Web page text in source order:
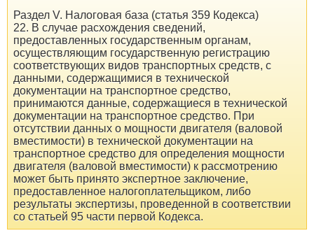
Раздел V. Налоговая база (статья 359 Кодекса)
22. В случае расхождения сведений,
предоставленных государственным органам,
осуществляющим государственную регистрацию
соответствующих видов транспортных средств, с
данными, содержащимися в технической
документации на транспортное средство,
принимаются данные, содержащиеся в технической
документации на транспортное средство. При
отсутствии данных о мощности двигателя (валовой
вместимости) в технической документации на
транспортное средство для определения мощности
двигателя (валовой вместимости) к рассмотрению
может быть принято экспертное заключение,
предоставленное налогоплательщиком, либо
результаты экспертизы, проведенной в соответствии
со статьей 95 части первой Кодекса.